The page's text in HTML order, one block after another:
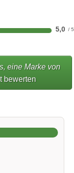
5,0
eine Marke von
bewerten